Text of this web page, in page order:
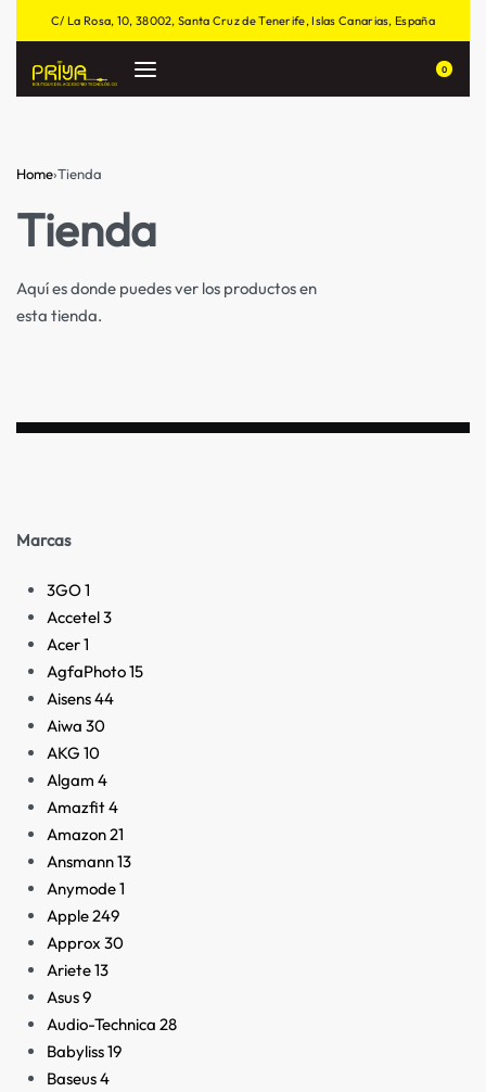
C/ La Rosa, 10, 38002, Santa Cruz de Tenerife, Islas Canarias, España
0
Home›Tienda
Tienda
Aquí es donde puedes ver los productos en
esta tienda.
Marcas
3GO1
Accetel3
Acer1
AgfaPhoto15
Aisens44
Aiwa 30
AKG 10
Algam 4
Amazfit4
Amazon21
Ansmann13
Anymode1
Apple249
Approx 30
Ariete13
Asus9
Audio-Technica 28
Babyliss19
Baseus4